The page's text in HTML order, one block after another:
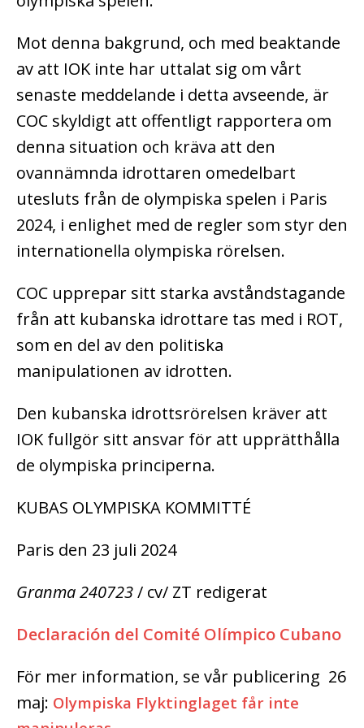
Mot denna bakgrund, och med beaktande
av att IOK inte har uttalat sig om vårt
senaste meddelande i detta avseende, är
COC skyldigt att offentligt rapportera om
denna situation och kräva att den
ovannämnda idrottaren omedelbart
utesluts från de olympiska spelen i Paris
2024, i enlighet med de regler som styr den
internationella olympiska rörelsen.
COC upprepar sitt starka avståndstagande
från att kubanska idrottare tas med i ROT,
som en del av den politiska
manipulationen av idrotten.
Den kubanska idrottsrörelsen kräver att
IOK fullgör sitt ansvar för att upprätthålla
de olympiska principerna.
KUBAS OLYMPISKA KOMMITTÉ
Paris den 23 juli 2024
Granma 240723/ cv/ ZT redigerat
Declaración del Comité Olímpico Cubano
För mer information, se vår publicering 26
maj: Olympiska Flyktinglaget får inte